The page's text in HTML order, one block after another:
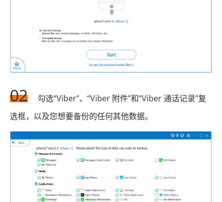
02
勾选“Viber”、“Viber 附件”和“Viber 通话记录”复
选框，以及您想要备份的任何其他数据。